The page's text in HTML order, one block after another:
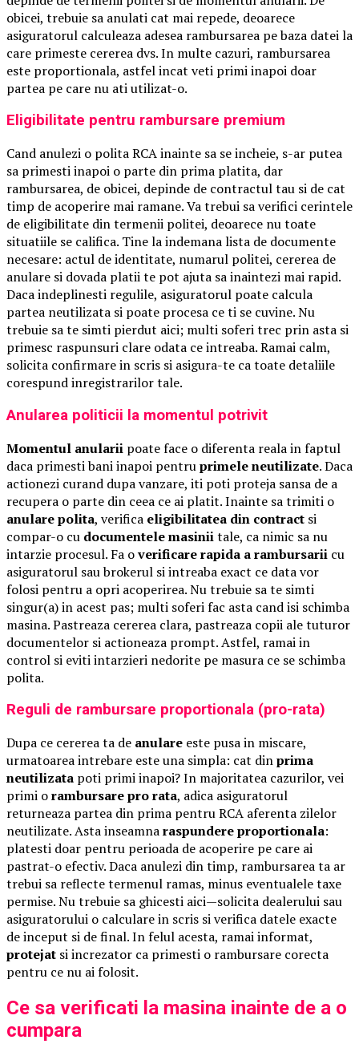
obicei, trebuie sa anulati cat mai repede, deoarece
asiguratorul calculeaza adesea rambursarea pe baza datei la
care primeste cererea dvs. In multe cazuri, rambursarea
este proportionala, astfel incat veti primi inapoi doar
partea pe care nu ati utilizat-o.
Eligibilitate pentru rambursare premium
Cand anulezi o polita RCA inainte sa se incheie, s-ar putea
sa primesti inapoi o parte din prima platita, dar
rambursarea, de obicei, depinde de contractul tau si de cat
timp de acoperire mai ramane. Va trebui sa verifici cerintele
de eligibilitate din termenii politei, deoarece nu toate
situatiile se califica. Tine la indemana lista de documente
necesare: actul de identitate, numarul politei, cererea de
anulare si dovada platii te pot ajuta sa inaintezi mai rapid.
Daca indeplinesti regulile, asiguratorul poate calcula
partea neutilizata si poate procesa ce ti se cuvine. Nu
trebuie sa te simti pierdut aici; multi soferi trec prin asta si
primesc raspunsuri clare odata ce intreaba. Ramai calm,
solicita confirmare in scris si asigura-te ca toate detaliile
corespund inregistrarilor tale.
Anularea politicii la momentul potrivit
Momentul anularii poate face o diferenta reala in faptul
daca primesti bani inapoi pentruprimele neutilizate. Daca
actionezi curand dupa vanzare, iti poti proteja sansa de a
recupera o parte din ceea ce ai platit. Inainte sa trimiti o
anulare polita, verifica eligibilitatea din contract si
compar-o cu documentele masiniitale, ca nimic sa nu
intarzie procesul. Fa overificare rapida a rambursarii cu
asiguratorul sau brokerul si intreaba exact ce data vor
folosi pentru a opri acoperirea. Nu trebuie sa te simti
singur(a) in acest pas; multi soferi fac asta cand isi schimba
masina. Pastreaza cererea clara, pastreaza copii ale tuturor
documentelor si actioneaza prompt. Astfel, ramai in
control si eviti intarzieri nedorite pe masura ce se schimba
polita.
Reguli de rambursare proportionala (pro-rata)
Dupa ce cererea ta de anulare este pusa in miscare,
urmatoarea intrebare este una simpla: cat dinprima
neutilizata poti primi inapoi? In majoritatea cazurilor, vei
primi orambursare pro rata, adica asiguratorul
returneaza partea din prima pentru RCA aferenta zilelor
neutilizate. Asta inseamnaraspundere proportionala:
platesti doar pentru perioada de acoperire pe care ai
pastrat-o efectiv. Daca anulezi din timp, rambursarea ta ar
trebui sa reflecte termenul ramas, minus eventualele taxe
permise. Nu trebuie sa ghicesti aici—solicita dealerului sau
asiguratorului o calculare in scris si verifica datele exacte
de inceput si de final. In felul acesta, ramai informat,
protejat si increzator ca primesti o rambursare corecta
pentru ce nu ai folosit.
Ce sa verificati la masina inainte de a o
cumpara